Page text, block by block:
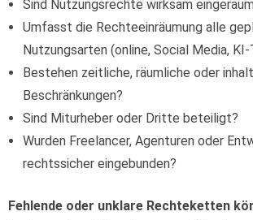
Sind Nutzungsrechte wirksam
Umfasst die Rechteeinräumung alle
Nutzungsarten (online, Social Media,
Bestehen zeitliche, räumliche oder
Beschränkungen?
Sind Miturheber oder Dritte beteiligt?
Wurden Freelancer, Agenturen oder
rechtssicher eingebunden?
Fehlende oder unklare Rechteketten